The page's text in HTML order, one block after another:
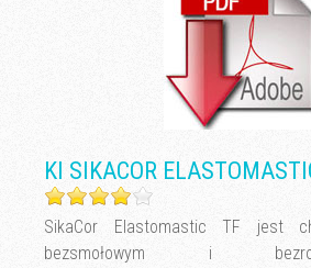
KI SIKACOR
SikaCor Elastomastic TF jest
bezsmołowym i